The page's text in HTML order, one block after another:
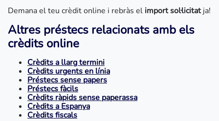
Demana el teu crèdit online i rebràs el import sol·licitatja!
Altres préstecs relacionats amb els
crèdits online
Crèdits a llarg termini
Crèdits urgents en línia
Préstecs sense papers
Préstecs fàcils
Crèdits ràpids sense paperassa
Crèdits a Espanya
Crèdits fiscals